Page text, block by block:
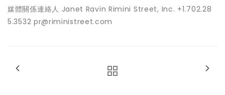
媒體關係連絡人 Janet Ravin Rimini Street, Inc. +1.702.28
5.3532 pr@riministreet.com